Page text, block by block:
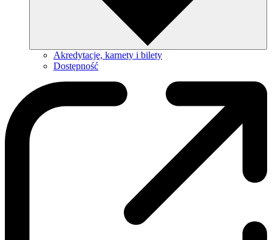
Akredytacje, karnety i bilety
Dostępność